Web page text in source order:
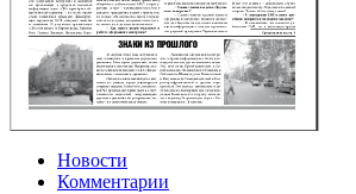
Новости
Комментарии